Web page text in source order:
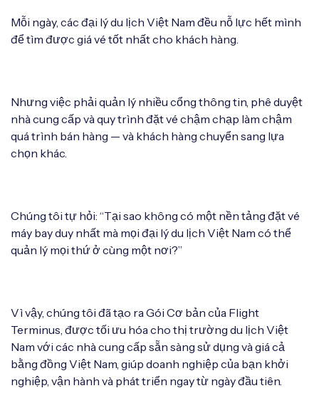
Mỗi ngày, các đại lý du lịch Việt Nam đều nỗ lực hết mình
để tìm được giá vé tốt nhất cho khách hàng.
Nhưng việc phải quản lý nhiều cổng thông tin, phê duyệt
nhà cung cấp và quy trình đặt vé chậm chạp làm chậm
quá trình bán hàng — và khách hàng chuyển sang lựa
chọn khác.
Chúng tôi tự hỏi: “Tại sao không có một nền tảng đặt vé
máy bay duy nhất mà mọi đại lý du lịch Việt Nam có thể
quản lý mọi thứ ở cùng một nơi?”
Vì vậy, chúng tôi đã tạo ra Gói Cơ bản của Flight
Terminus, được tối ưu hóa cho thị trường du lịch Việt
Nam với các nhà cung cấp sẵn sàng sử dụng và giá cả
bằng đồng Việt Nam, giúp doanh nghiệp của bạn khởi
nghiệp, vận hành và phát triển ngay từ ngày đầu tiên.